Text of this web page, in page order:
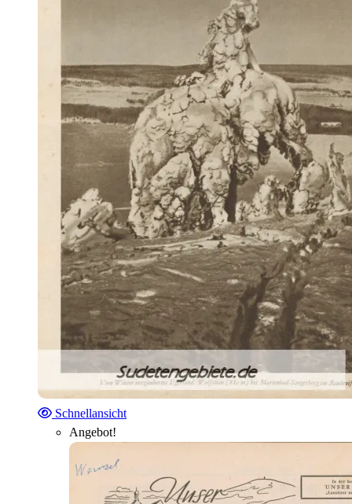
Schnellansicht
Angebot!